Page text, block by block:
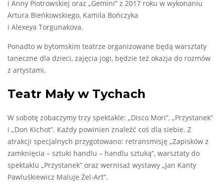
i Anny Piotrowskiej oraz „Gemini” z 2017 roku w wykonaniu
Artura Bieńkowskiego, Kamila Bończyka
i Alexeya Torgunakova.
Ponadto w bytomskim teatrze organizowane będą warsztaty
taneczne dla dzieci, zajęcia jogi, będzie też okazja do rozmów
z artystami.
Teatr Mały w Tychach
W sobotę zobaczymy trzy spektakle: „Disco Mori”, „Przystanek”
i „Don Kichot”. Każdy powinien znaleźć coś dla siebie. Z
atrakcji specjalnych przygotowano: retransmisję „Zapisków z
zamknięcia – sztuki handlu – handlu sztuką”, warsztaty do
spektaklu „Przystanek” oraz wernisaż wystawy „Jan Kanty
Pawluśkiewicz Maluje Żel-Art”.